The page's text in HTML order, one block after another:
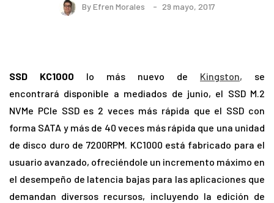
ByEfren Morales 29 mayo, 2017
SSD KC1000 lo más nuevo de Kingston, se
encontrará disponible a mediados de junio, el SSD M.2
NVMe PCIe SSD es 2 veces más rápida que el SSD con
forma SATA y más de 40 veces más rápida que una unidad
de disco duro de 7200RPM. KC1000 está fabricado para el
usuario avanzado, ofreciéndole un incremento máximo en
el desempeño de latencia bajas para las aplicaciones que
demandan diversos recursos, incluyendo la edición de